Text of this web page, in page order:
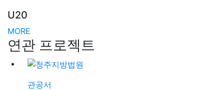
U20
MORE
연관 프로젝트
관공서